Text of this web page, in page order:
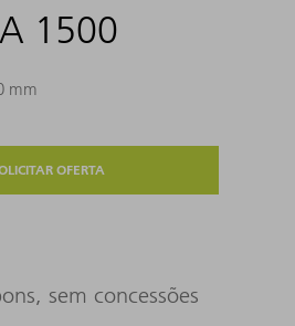
1500
mm
OFERTA
sem concessões